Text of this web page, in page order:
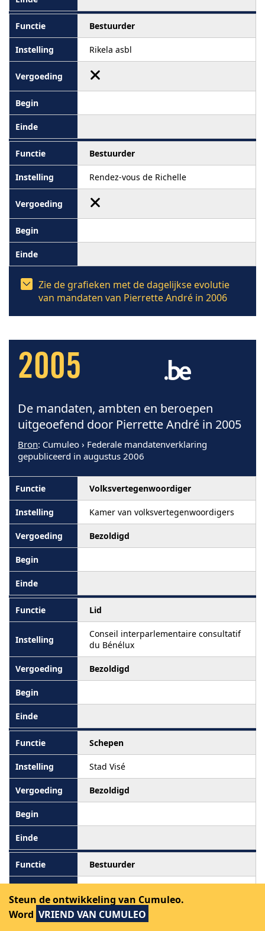
Bestuurder
Rikela asbl
Bestuurder
Rendez-vous de Richelle
Zie de grafieken met de dagelijkse evolutie
van mandaten van Pierrette André in 2006
2005
De mandaten, ambten en beroepen
uitgeoefend door Pierrette André in 2005
Bron: Cumuleo › Federale mandatenverklaring
gepubliceerd in augustus 2006
Volksvertegenwoordiger
Kamer van volksvertegenwoordigers
Bezoldigd
Lid
Conseil interparlementaire consultatif
du Bénélux
Bezoldigd
Schepen
Stad Visé
Bezoldigd
Bestuurder
Steun de ontwikkeling van Cumuleo.
Word VRIEND VAN CUMULEO